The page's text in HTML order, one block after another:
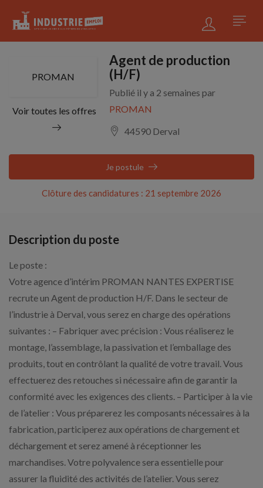
PROMAN
Voir toutes les offres
Agent de production
(H/F)
Publié il y a 2 semaines par
PROMAN
44590 Derval
Clôture des candidatures : 21 septembre 2026
Je postule
Description du poste
Le poste :
Votre agence d’intérim PROMAN NANTES EXPERTISE
recrute un Agent de production H/F. Dans le secteur de
l’industrie à Derval, vous serez en charge des opérations
suivantes : – Fabriquer avec précision : Vous réaliserez le
montage, l’assemblage, la passivation et l’emballage des
produits, tout en contrôlant la qualité de votre travail. Vous
effectuerez des retouches si nécessaire afin de garantir la
conformité avec les exigences des clients. – Participer à la vie
de l’atelier : Vous préparerez les composants nécessaires à la
fabrication, participerez aux opérations de chargement et
déchargement et serez amené à réceptionner les
marchandises. Votre polyvalence sera essentielle pour
assurer la fluidité des activités de l’atelier. Vous serez